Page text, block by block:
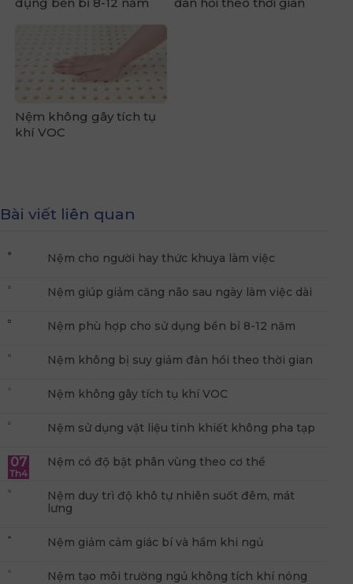
Nệm không gây tích tụ
khí VOC
Bài viết liên quan
Nệm cho người hay thức khuya làm việc
Nệm giúp giảm căng não sau ngày làm việc dài
Nệm phù hợp cho sử dụng bền bỉ 8-12 năm
Nệm không bị suy giảm đàn hồi theo thời gian
Nệm không gây tích tụ khí VOC
Nệm sử dụng vật liệu tinh khiết không pha tạp
07
Th4
Nệm có độ bật phân vùng theo cơ thể
Nệm duy trì độ khô tự nhiên suốt đêm, mát
lưng
Nệm giảm cảm giác bí và hầm khi ngủ
Nệm tạo môi trường ngủ không tích khí nóng